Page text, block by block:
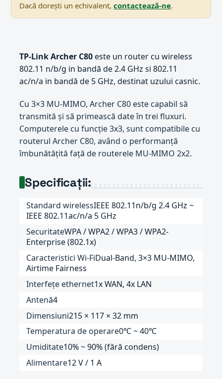
Dacă dorești un echivalent, contactează-ne.
TP-Link Archer C80este un router cu wireless
802.11 n/b/g in bandă de 2.4 GHz si 802.11
ac/n/a in bandă de 5 GHz, destinat uzului casnic.
Cu 3×3 MU-MIMO, Archer C80 este capabil să
transmită și să primească date în trei fluxuri.
Computerele cu funcție 3x3, sunt compatibile cu
routerul Archer C80, având o performanță
îmbunătățită față de routerele MU-MIMO 2x2.
Specificații:
Standard wirelessIEEE 802.11n/b/g 2.4 GHz ~
IEEE 802.11ac/n/a 5 GHz
SecuritateWPA / WPA2 / WPA3 / WPA2-
Enterprise (802.1x)
Caracteristici Wi-FiDual-Band, 3×3 MU-MIMO,
Airtime Fairness
Interfețe ethernet1x WAN, 4x LAN
Antenă4
Dimensiuni215 × 117 × 32 mm
Temperatura de operare0℃ ~ 40℃
Umiditate10% ~ 90% (fără condens)
Alimentare12 V / 1 A